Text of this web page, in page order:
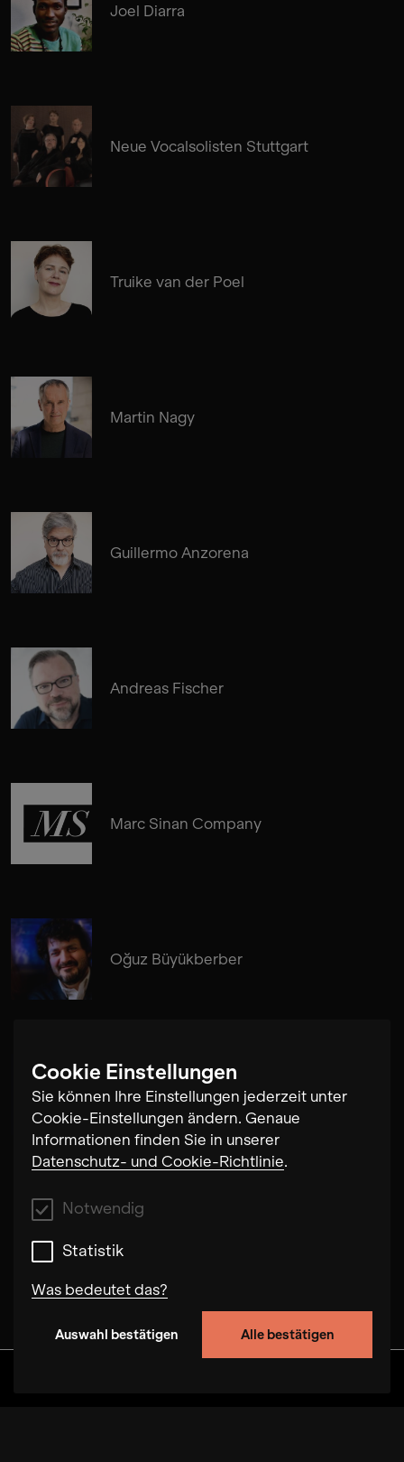
Cookie Einstellungen
Sie können Ihre Einstellungen jederzeit unter
Cookie-Einstellungen ändern. Genaue
Informationen finden Sie in unserer
Datenschutz- und Cookie-Richtlinie.
Notwendig
Statistik
Was bedeutet das?
Auswahl bestätigen Alle bestätigen
Joel Diarra
Neue Vocalsolisten Stuttgart
Truike van der Poel
Martin Nagy
Guillermo Anzorena
Andreas Fischer
Marc Sinan Company
Oğuz Büyükberber
Daniel Eichholz